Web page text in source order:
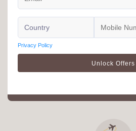
灵活预订
别于传统的按日收费，遨途客房收